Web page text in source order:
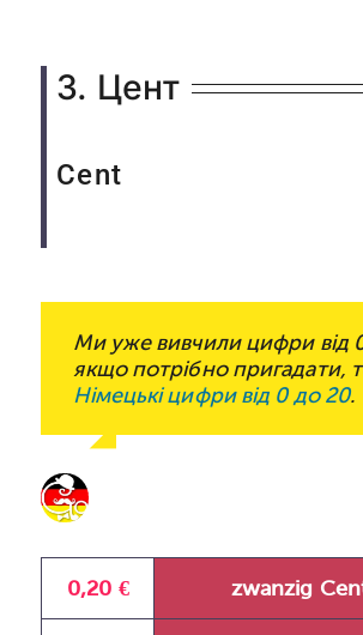
3. Цент
Cent
Ми уже вивчили цифри від
якщо потрібно пригадати,
Німецькі цифри від 0 до 20.
0,20 € zwanzig